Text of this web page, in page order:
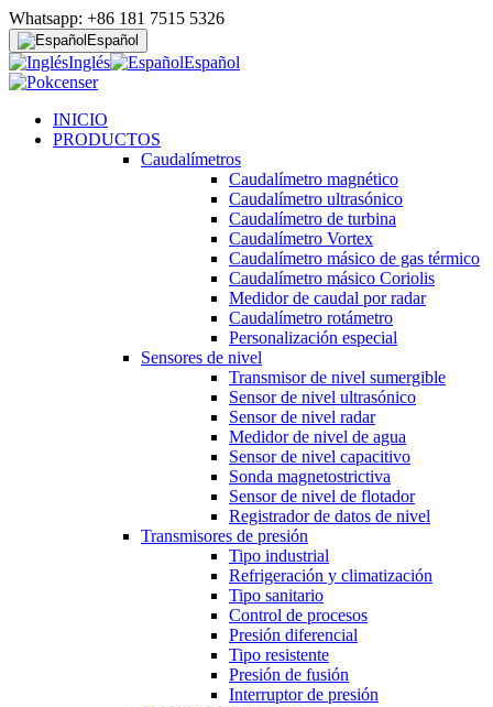
Whatsapp: +86 181 7515 5326
Español
Inglés Español
INICIO
PRODUCTOS
Caudalímetros
Caudalímetro magnético
Caudalímetro ultrasónico
Caudalímetro de turbina
Caudalímetro Vortex
Caudalímetro másico de gas térmico
Caudalímetro másico Coriolis
Medidor de caudal por radar
Caudalímetro rotámetro
Personalización especial
Sensores de nivel
Transmisor de nivel sumergible
Sensor de nivel ultrasónico
Sensor de nivel radar
Medidor de nivel de agua
Sensor de nivel capacitivo
Sonda magnetostrictiva
Sensor de nivel de flotador
Registrador de datos de nivel
Transmisores de presión
Tipo industrial
Refrigeración y climatización
Tipo sanitario
Control de procesos
Presión diferencial
Tipo resistente
Presión de fusión
Interruptor de presión